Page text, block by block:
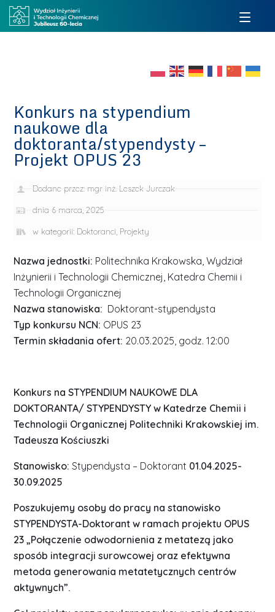
Konkurs na stypendium
naukowe dla
doktoranta/stypendysty –
Projekt OPUS 23
Dodane przez: mgr inż. Leszek Jurczak
dnia 6 marca, 2025
w kategorii: Doktoranci, Projekty
Nazwa jednostki: Politechnika Krakowska, Wydział
Inżynierii i Technologii Chemicznej, Katedra Chemii i
Technologii Organicznej
Nazwa stanowiska: Doktorant-stypendysta
Typ konkursu NCN: OPUS 23
Termin składania ofert: 20.03.2025, godz. 12:00
Konkurs na STYPENDIUM NAUKOWE DLA
DOKTORANTA/ STYPENDYSTYw Katedrze Chemii i
Technologii Organicznej Politechniki Krakowskiej im.
Tadeusza Kościuszki
Stanowisko:Stypendysta – Doktorant 01.04.2025-
30.09.2025
Poszukujemy osoby do pracy na stanowisko
STYPENDYSTA-Doktorant w ramach projektu OPUS
23 „Połączenie odwodornienia z metatezą jako
sposób integracji surowcowej oraz efektywna
metoda generowania metatetycznych centrów
aktywnych”.